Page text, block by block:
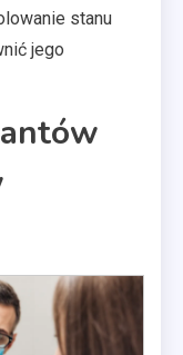
stanu
jego